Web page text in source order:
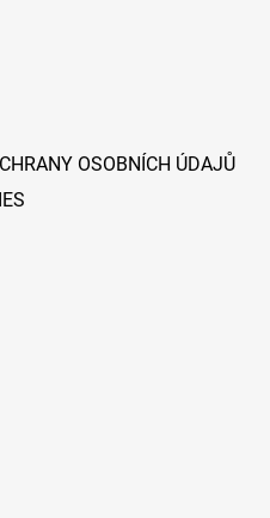
OSOBNÍCH ÚDAJŮ